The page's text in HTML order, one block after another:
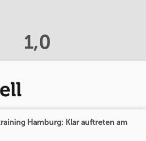
1,0
Hamburg: Klar auftreten am